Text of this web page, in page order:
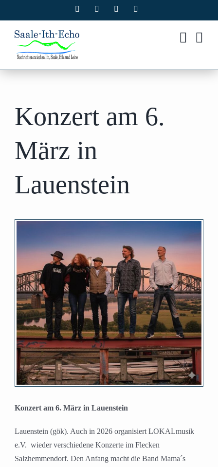
Inhalt
springen
Facebook Instagram
Konzert am 6.
März in
Lauenstein
Bild
Konzert am 6. März in Lauenstein
Lauenstein (gök). Auch in 2026 organisiert LOKALmusik
e.V. wieder verschiedene Konzerte im Flecken
Salzhemmendorf. Den Anfang macht die Band Mama´s